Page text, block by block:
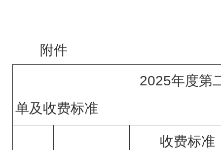
附件
2025年度第二批普
单及收费标准
收费标准